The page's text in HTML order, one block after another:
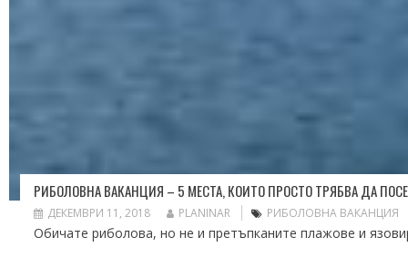
РИБОЛОВНА ВАКАНЦИЯ – 5 МЕСТА, КОИТО ПРОСТО ТРЯБВА ДА
ДЕКЕМВРИ 11, 2018 PLANINAR РИБОЛОВНА ВАКАНЦИЯ
Обичате риболова, но не и претъпканите плажове и